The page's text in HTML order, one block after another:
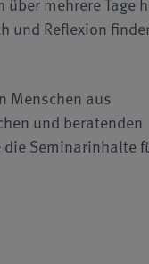
und Reflexion
Menschen aus
und beratenden
Seminarinhalte